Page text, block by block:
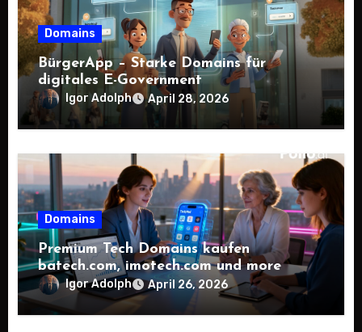
Domains
BürgerApp – Starke Domains für
digitales E-Government
Igor Adolph April 28, 2026
Domains
Premium Tech Domains kaufen
batech.com, imotech.com und more
Igor Adolph April 26, 2026